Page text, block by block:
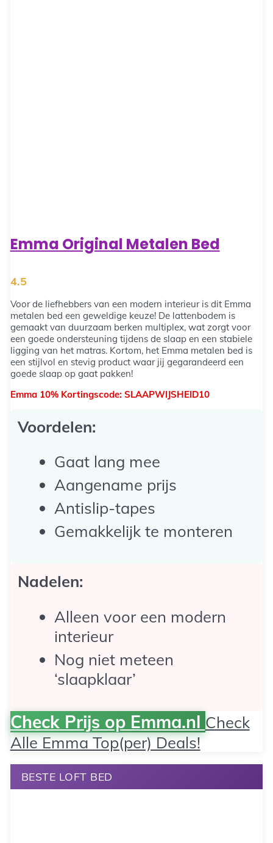
Emma Original Metalen Bed
4.5
Voor de liefhebbers van een modern interieur is dit Emma
metalen bed een geweldige keuze! De lattenbodem is
gemaakt van duurzaam berken multiplex, wat zorgt voor
een goede ondersteuning tijdens de slaap en een stabiele
ligging van het matras. Kortom, het Emma metalen bed is
een stijlvol en stevig product waar jij gegarandeerd een
goede slaap op gaat pakken!
Emma 10% Kortingscode: SLAAPWIJSHEID10
Voordelen:
Gaat lang mee
Aangename prijs
Antislip-tapes
Gemakkelijk te monteren
Nadelen:
Alleen voor een modern
interieur
Nog niet meteen
‘slaapklaar’
Check Prijs op Emma.nl Check
Alle Emma Top(per) Deals!
BESTE LOFT BED